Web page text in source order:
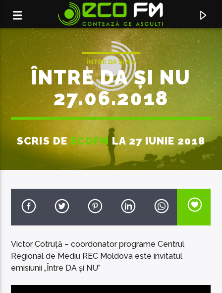
ACUM ÎN DIRECT
THIS KISS FOREVER (FEAT.
ENRIQUE IGLESIAS
ÎNTRE DA ȘI NU
ÎNTRE DA ȘI NU
27.06.2018
SCRIS DEECOFM LA 27 IUNIE 2018
Victor Cotruță – coordonator programe Centrul
Regional de Mediu REC Moldova este invitatul
emisiunii „Între DA și NU”